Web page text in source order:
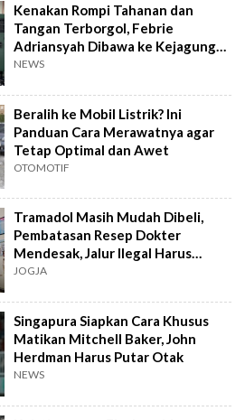
Kenakan Rompi Tahanan dan
Tangan Terborgol, Febrie
Adriansyah Dibawa ke Kejagung
untuk Diperiksa
NEWS
Beralih ke Mobil Listrik? Ini
Panduan Cara Merawatnya agar
Tetap Optimal dan Awet
OTOMOTIF
Tramadol Masih Mudah Dibeli,
Pembatasan Resep Dokter
Mendesak, Jalur Ilegal Harus
Distop
JOGJA
Singapura Siapkan Cara Khusus
Matikan Mitchell Baker, John
Herdman Harus Putar Otak
NEWS